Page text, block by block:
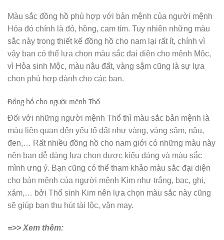
Màu sắc đồng hồ phù hợp với bản mệnh của người mệnh
Hỏa đó chính là đỏ, hồng, cam tím. Tuy nhiên những màu
sắc này trong thiết kế đồng hồ cho nam lại rất ít, chính vì
vậy bạn có thể lựa chọn màu sắc đại diện cho mệnh Mộc,
vì Hỏa sinh Mộc, màu nâu đất, vàng sậm cũng là sự lựa
chọn phù hợp dành cho các bạn.
Đồng hồ cho người mệnh Thổ
Đối với những người mệnh Thổ thì màu sắc bản mệnh là
màu liên quan đến yếu tố đất như vàng, vàng sậm, nâu,
đen,… Rất nhiều đồng hồ cho nam giới có những màu này
nên bạn dễ dàng lựa chọn được kiểu dáng và màu sắc
mình ưng ý. Bạn cũng có thể tham khảo màu sắc đại diện
cho bản mệnh của người mệnh Kim như trắng, bạc, ghi,
xám,… bởi Thổ sinh Kim nên lựa chọn màu sắc này cũng
sẽ giúp bạn thu hút tài lộc, vận may.
=>> Xem thêm: